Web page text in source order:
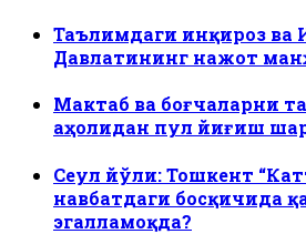
Таълимдаги инқироз ва
Давлатининг нажот
Мактаб ва боғчаларни
аҳолидан пул йиғиш
Сеул йўли: Тошкент
навбатдаги босқичида
эгалламоқда?